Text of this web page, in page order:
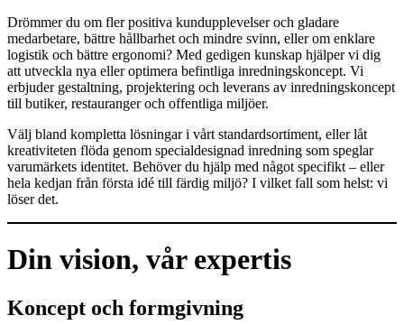
Drömmer du om fler positiva kundupplevelser och gladare
medarbetare, bättre hållbarhet och mindre svinn, eller om enklare
logistik och bättre ergonomi? Med gedigen kunskap hjälper vi dig
att utveckla nya eller optimera befintliga inredningskoncept. Vi
erbjuder gestaltning, projektering och leverans av inredningskoncept
till butiker, restauranger och offentliga miljöer.
Välj bland kompletta lösningar i vårt standardsortiment, eller låt
kreativiteten flöda genom specialdesignad inredning som speglar
varumärkets identitet. Behöver du hjälp med något specifikt – eller
hela kedjan från första idé till färdig miljö? I vilket fall som helst: vi
löser det.
Din vision, vår expertis
Koncept och formgivning